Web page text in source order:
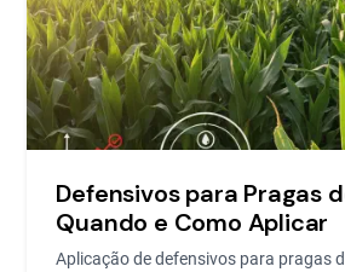
Defensivos para Pragas
Quando e Como Aplicar
Aplicação de defensivos para pragas